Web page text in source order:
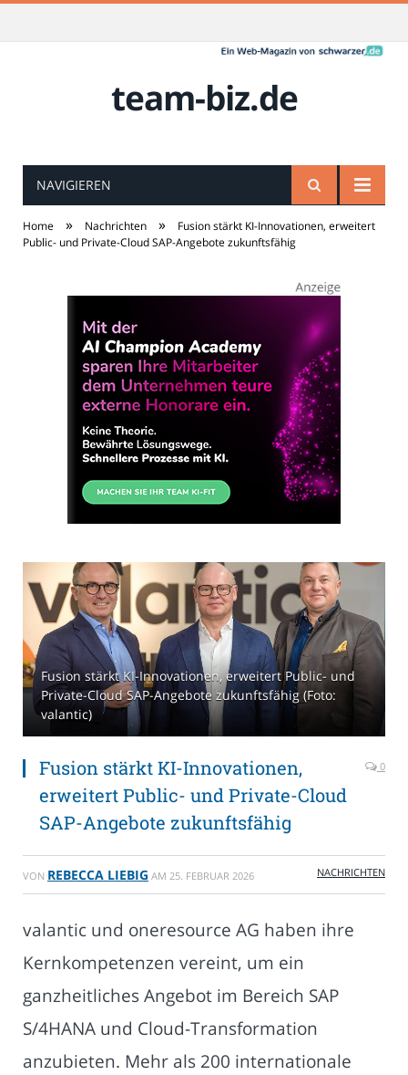
team-biz.de
NAVIGIEREN
Home » Nachrichten »
Fusion stärkt KI-Innovationen, erweitert
Public- und Private-Cloud SAP-Angebote zukunftsfähig
Fusion stärkt KI-Innovationen, erweitert Public- und
Private-Cloud SAP-Angebote zukunftsfähig (Foto:
valantic)
Fusion stärkt KI-Innovationen,
erweitert Public- und Private-Cloud
SAP-Angebote zukunftsfähig
0
VON REBECCA LIEBIG AM 25. FEBRUAR 2026 NACHRICHTEN
valantic und oneresource AG haben ihre
Kernkompetenzen vereint, um ein
ganzheitliches Angebot im Bereich SAP
S/4HANA und Cloud-Transformation
anzubieten. Mehr als 200 internationale